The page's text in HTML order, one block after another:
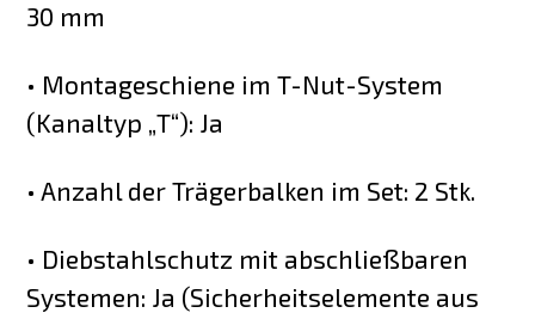
30 mm
• Montageschiene im T-Nut-System
(Kanaltyp „T“): Ja
• Anzahl der Trägerbalken im Set: 2 Stk.
• Diebstahlschutz mit abschließbaren
Systemen: Ja (Sicherheitselemente aus